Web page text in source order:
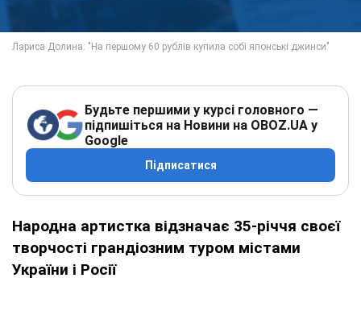
Будьте першими у курсі головного —
підпишіться на Новини на OBOZ.UA у
Google
Підписатися
Народна артистка відзначає 35-річчя своєї
творчості грандіозним туром містами
України і Росії